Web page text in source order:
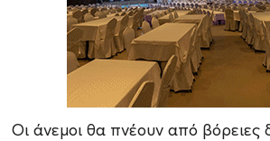
Οι άνεμοι θα πνέουν από βόρειες